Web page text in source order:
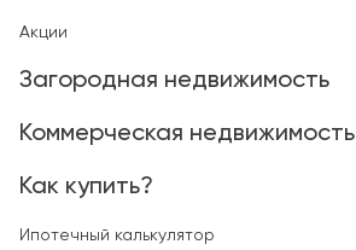
Акции
Загородная недвижимость
Коммерческая недвижимость
Как купить?
Ипотечный калькулятор